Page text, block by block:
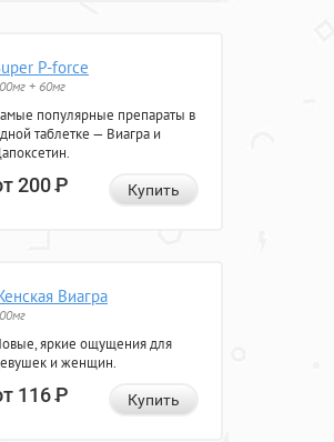
P-force
+ 60мг
популярные препараты в
таблетке — Виагра и
200Р Купить
Виагра
яркие ощущения для
и женщин.
116Р Купить